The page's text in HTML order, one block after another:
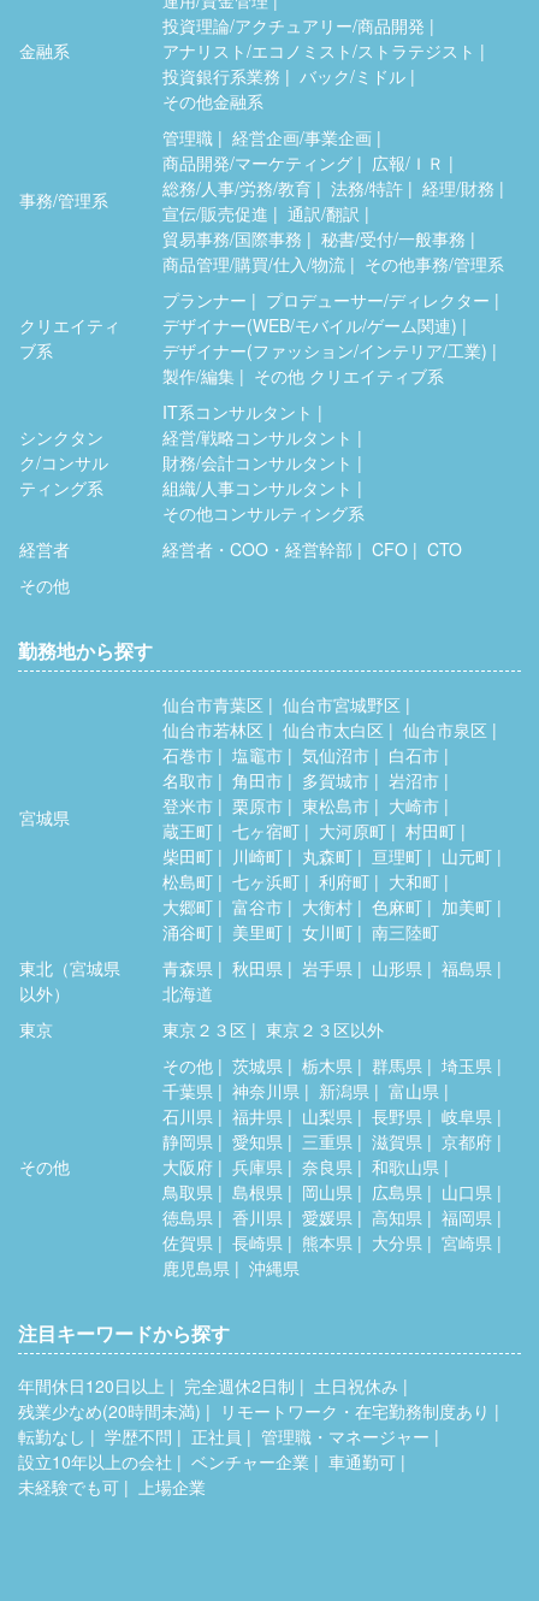
金融系
投資理論/アクチュアリー/商品開発
アナリスト/エコノミスト/ストラテジスト
投資銀行系業務
バック/ミドル
その他金融系
事務/管理系
管理職
経営企画/事業企画
商品開発/マーケティング
広報/ＩＲ
総務/人事/労務/教育
法務/特許
経理/財務
宣伝/販売促進
通訳/翻訳
貿易事務/国際事務
秘書/受付/一般事務
商品管理/購買/仕入/物流
その他事務/管理系
クリエイティ
ブ系
プランナー
プロデューサー/ディレクター
デザイナー(WEB/モバイル/ゲーム関連)
デザイナー(ファッション/インテリア/工業)
製作/編集
その他 クリエイティブ系
シンクタン
ク/コンサル
ティング系
IT系コンサルタント
経営/戦略コンサルタント
財務/会計コンサルタント
組織/人事コンサルタント
その他コンサルティング系
経営者
経営者・COO・経営幹部 CFO
CTO
その他
勤務地から探す
宮城県
仙台市青葉区
仙台市宮城野区
仙台市若林区
仙台市太白区
仙台市泉区
石巻市
塩竈市 気仙沼市
白石市
名取市
角田市 多賀城市
岩沼市
登米市
栗原市 東松島市
大崎市
蔵王町
七ヶ宿町 大河原町
村田町
柴田町
川崎町 丸森町 亘理町
山元町
松島町
七ヶ浜町 利府町
大和町
大郷町
富谷市 大衡村 色麻町
加美町
涌谷町
美里町 女川町
南三陸町
東北（宮城県
以外）
青森県 秋田県 岩手県 山形県
福島県
北海道
東京
東京２３区 東京２３区以外
その他
その他 茨城県 栃木県 群馬県
埼玉県
千葉県
神奈川県 新潟県
富山県
石川県
福井県 山梨県 長野県
岐阜県
静岡県
愛知県 三重県 滋賀県
京都府
大阪府
兵庫県 奈良県
和歌山県
鳥取県
島根県 岡山県 広島県
山口県
徳島県
香川県 愛媛県 高知県
福岡県
佐賀県
長崎県 熊本県 大分県
宮崎県
鹿児島県
沖縄県
注目キーワードから探す
年間休日120日以上 完全週休2日制
土日祝休み
残業少なめ(20時間未満)
リモートワーク・在宅勤務制度あり
転勤なし
学歴不問 正社員
管理職・マネージャー
設立10年以上の会社
ベンチャー企業
車通勤可
未経験でも可
上場企業